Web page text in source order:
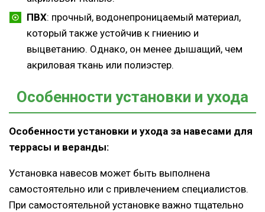
ПВХ: прочный, водонепроницаемый материал,
который также устойчив к гниению и
выцветанию. Однако, он менее дышащий, чем
акриловая ткань или полиэстер.
Особенности установки и ухода
Особенности установки и ухода за навесами для
террасы и веранды:
Установка навесов может быть выполнена
самостоятельно или с привлечением специалистов.
При самостоятельной установке важно тщательно